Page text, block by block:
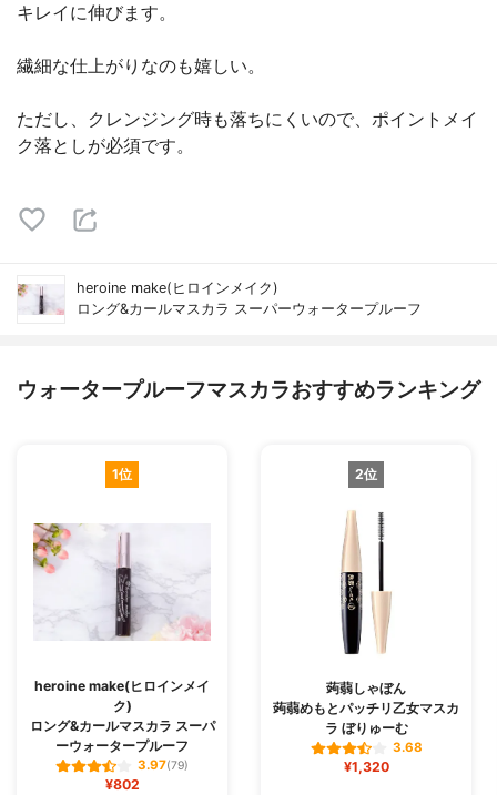
キレイに伸びます。
繊細な仕上がりなのも嬉しい。
ただし、クレンジング時も落ちにくいので、ポイントメイ
ク落としが必須です。
heroine make(ヒロインメイク)
ロング&カールマスカラ スーパーウォータープルーフ
ウォータープルーフマスカラおすすめランキング
1位
heroine make(ヒロインメイ
ク)
ロング&カールマスカラ スーパ
ーウォータープルーフ
3.97(79)
¥802
2位
蒟蒻しゃぼん
蒟蒻めもとパッチリ乙女マスカ
ラ ぼりゅーむ
3.68
¥1,320